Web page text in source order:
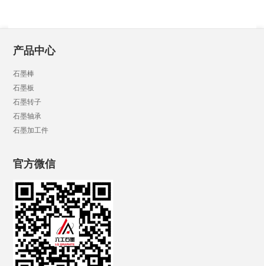
产品中心
石墨棒
石墨板
石墨转子
石墨轴承
石墨加工件
官方微信